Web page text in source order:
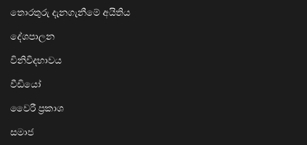
තොරතුරු දැනගැනීමේ අයිතිය
දේශපාලන
විනිවිදභාවය
වීඩියෝ
වෛරී ප්‍රකාශ
සමාජ